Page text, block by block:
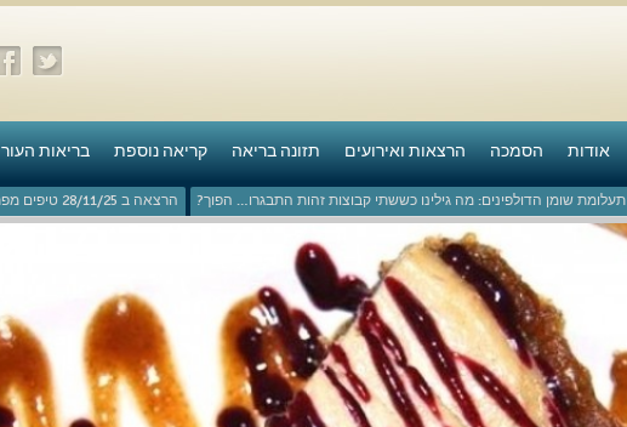
אודות הסמכה הרצאות ואירועים תזונה בריאה קריאה נוספת בריאות העור
תעלומת שומן הדולפינים: מה גילינו כששתי קבוצות זהות התבגרו… הפוך? הרצאה ב 28/11/25 טיפים מפתיעים ופשוטים לבריאות איתנה ואריכות-ימים